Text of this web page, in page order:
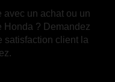
avec un achat ou un
Honda ? Demandez
satisfaction client la